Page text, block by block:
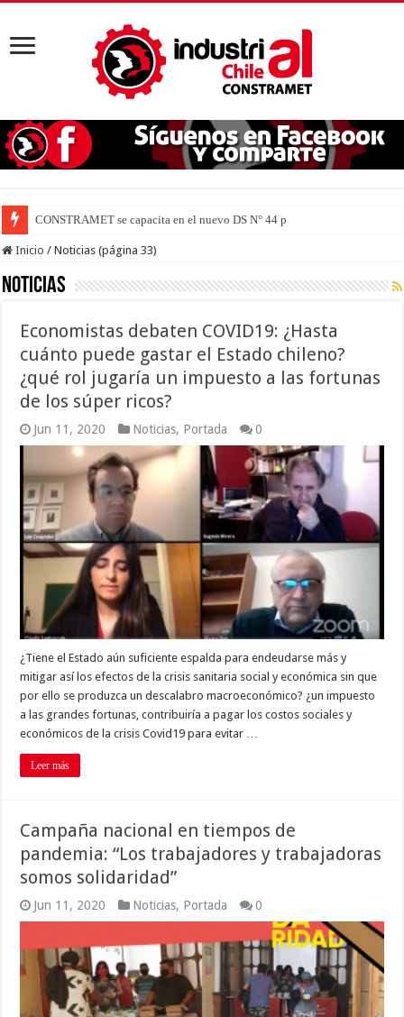
CONSTRAMET se capacita en el nuevo DS N° 44 para defender la vida
Inicio / Noticias (página 33)
Noticias
Economistas debaten COVID19: ¿Hasta
cuánto puede gastar el Estado chileno?
¿qué rol jugaría un impuesto a las fortunas
de los súper ricos?
Jun 11, 2020 Noticias, Portada 0
¿Tiene el Estado aún suficiente espalda para endeudarse más y
mitigar así los efectos de la crisis sanitaria social y económica sin que
por ello se produzca un descalabro macroeconómico? ¿un impuesto
a las grandes fortunas, contribuiría a pagar los costos sociales y
económicos de la crisis Covid19 para evitar …
Leer más
Campaña nacional en tiempos de
pandemia: “Los trabajadores y trabajadoras
somos solidaridad”
Jun 11, 2020 Noticias, Portada 0